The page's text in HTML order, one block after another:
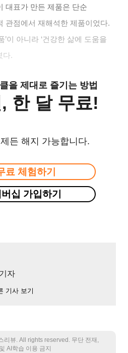
대표가 만든 제품은 단순
관점에서 재해석한 제품이었다.
’이 아니라 ‘건강한 삶에 도움을
다.
을 제대로 즐기는 방법
한 달 무료!
든 해지 가능합니다.
료 체험하기
십 가입하기
자
기사 보기
뷰. All rights reserved. 무단 전재,
AI학습 이용 금지